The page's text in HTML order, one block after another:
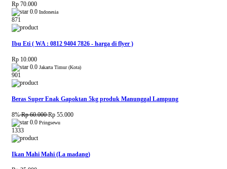
Rp 70.000
0.0 Indonesia
871
Ibu Eti ( WA : 0812 9404 7826 - harga di flyer )
Rp 10.000
0.0 Jakarta Timur (Kota)
901
Beras Super Enak Gapoktan 5kg produk Manunggal Lampung
8%Rp 60.000Rp 55.000
0.0 Pringsewu
1333
Ikan Mahi Mahi (La madang)